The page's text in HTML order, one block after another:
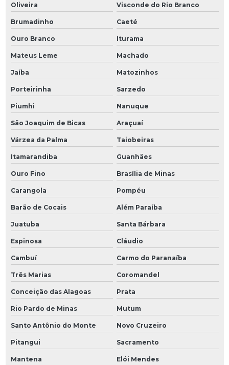
Oliveira Visconde do Rio Branco
Brumadinho Caeté
Ouro Branco Iturama
Mateus Leme Machado
Jaíba Matozinhos
Porteirinha Sarzedo
Piumhi Nanuque
São Joaquim de Bicas Araçuaí
Várzea da Palma Taiobeiras
Itamarandiba Guanhães
Ouro Fino Brasília de Minas
Carangola Pompéu
Barão de Cocais Além Paraíba
Juatuba Santa Bárbara
Espinosa Cláudio
Cambuí Carmo do Paranaíba
Três Marias Coromandel
Conceição das Alagoas Prata
Rio Pardo de Minas Mutum
Santo Antônio do Monte Novo Cruzeiro
Pitangui Sacramento
Mantena Elói Mendes